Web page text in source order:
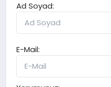
Ad Soyad:
E-Mail: